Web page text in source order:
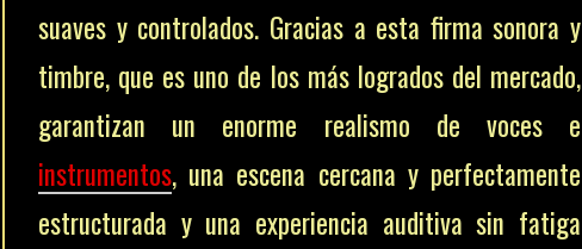
suaves y controlados. Gracias a esta firma sonora y
timbre, que es uno de los más logrados del mercado,
garantizan un enorme realismo de voces e
instrumentos, una escena cercana y perfectamente
estructurada y una experiencia auditiva sin fatiga